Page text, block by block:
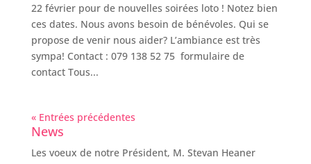
22 février pour de nouvelles soirées loto ! Notez bien
ces dates. Nous avons besoin de bénévoles. Qui se
propose de venir nous aider? L’ambiance est très
sympa! Contact : 079 138 52 75 formulaire de
contact Tous...
« Entrées précédentes
News
Les voeux de notre Président, M. Stevan Heaner